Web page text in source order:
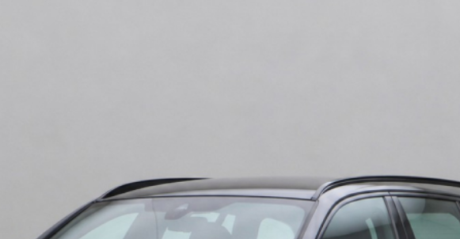
bij. Als u meer wilt weten over deze BMW, dan vertellen we u dat graag.